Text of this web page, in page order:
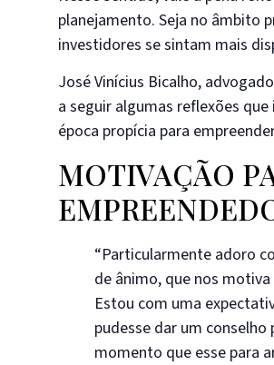
planejamento. Seja no âmbito
investidores se sintam mais
José Vinícius Bicalho,
a seguir algumas reflexões
época propícia para
MOTIVAÇÃO
“Particularmente adoro
de ânimo, que nos
Estou com uma
pudesse dar um
momento que esse para